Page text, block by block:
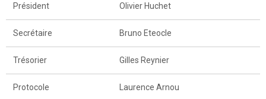
Président Olivier Huchet
Secrétaire Bruno Eteocle
Trésorier Gilles Reynier
Protocole Laurence Arnou